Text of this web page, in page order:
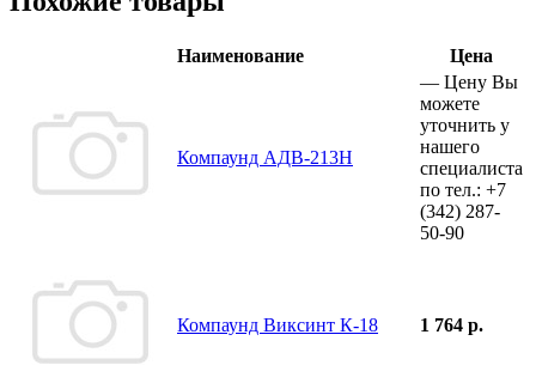
Наименование Цена
Компаунд АДВ-213Н
— Цену Вы
можете
уточнить у
нашего
специалиста
по тел.: +7
(342) 287-
50-90
Компаунд Виксинт К-18 1 764 р.